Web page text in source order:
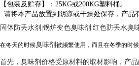
【包装及贮存】：25KG或200KG塑料桶。
请将本产品放置到阴凉或干燥处保存，产
固体防丢水剂|锅炉变色臭味剂|红色防丢水臭
在冬天的时候臭味剂 被频繁使用，而且在冬季的时候
首先，臭味剂价格受原材料的取材影响，产